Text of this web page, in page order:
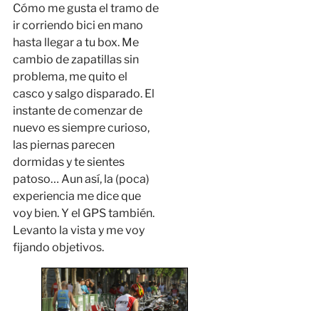
Cómo me gusta el tramo de
ir corriendo bici en mano
hasta llegar a tu box. Me
cambio de zapatillas sin
problema, me quito el
casco y salgo disparado. El
instante de comenzar de
nuevo es siempre curioso,
las piernas parecen
dormidas y te sientes
patoso… Aun así, la (poca)
experiencia me dice que
voy bien. Y el GPS también.
Levanto la vista y me voy
fijando objetivos.